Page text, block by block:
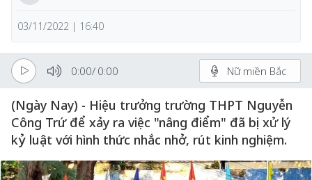
03/11/2022 | 16:40
0:00/ 0:00 Nữ miền Bắc
(Ngày Nay) - Hiệu trưởng trường THPT Nguyễn
Công Trứ để xảy ra việc "nâng điểm" đã bị xử lý
kỷ luật với hình thức nhắc nhở, rút kinh nghiệm.